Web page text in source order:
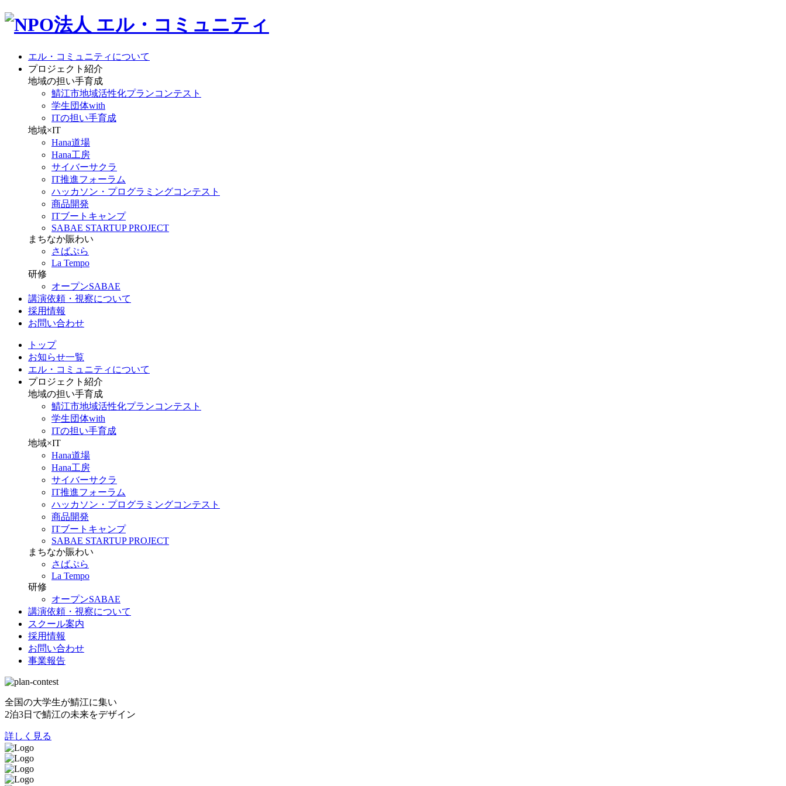
エル・コミュニティについて
プロジェクト紹介
地域の担い手育成
鯖江市地域活性化プランコンテスト
学生団体with
ITの担い手育成
地域×IT
Hana道場
Hana工房
サイバーサクラ
IT推進フォーラム
ハッカソン・プログラミングコンテスト
商品開発
ITブートキャンプ
SABAE STARTUP PROJECT
まちなか賑わい
さばぷら
La Tempo
研修
オープンSABAE
講演依頼・視察について
採用情報
お問い合わせ
トップ
お知らせ一覧
エル・コミュニティについて
プロジェクト紹介
地域の担い手育成
鯖江市地域活性化プランコンテスト
学生団体with
ITの担い手育成
地域×IT
Hana道場
Hana工房
サイバーサクラ
IT推進フォーラム
ハッカソン・プログラミングコンテスト
商品開発
ITブートキャンプ
SABAE STARTUP PROJECT
まちなか賑わい
さばぷら
La Tempo
研修
オープンSABAE
講演依頼・視察について
スクール案内
採用情報
お問い合わせ
事業報告
全国の大学生が鯖江に集い
2泊3日で鯖江の未来をデザイン
詳しく見る